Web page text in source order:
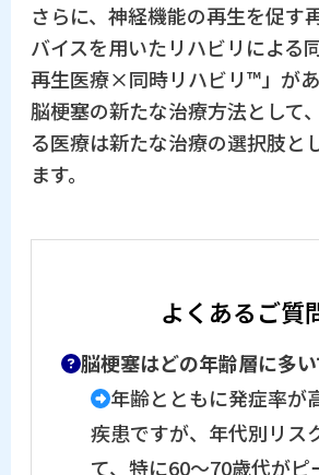
さらに、神経機能の再生を促す
バイスを用いたリハビリによる
再生医療×同時リハビリ™」があ
脳梗塞の新たな治療方法として
る医療は新たな治療の選択肢と
ます。
よくあるご質
脳梗塞はどの年齢層に多
年齢とともに発症率が
疾患ですが、年代別リス
て、特に60〜70歳代がピ